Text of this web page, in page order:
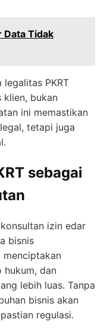
Data Tidak
legalitas PKRT
klien, bukan
ini memastikan
tetapi juga
sebagai
izin edar
bisnis
menciptakan
hukum, dan
lebih luas. Tanpa
bisnis akan
regulasi.